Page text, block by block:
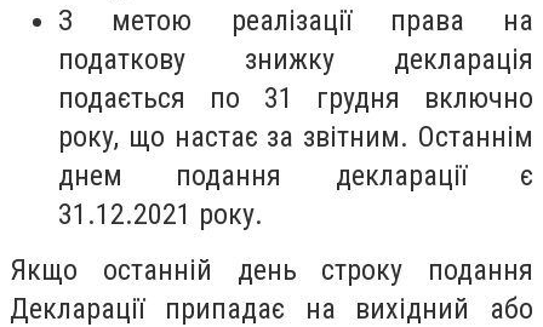
З метою реалізації права на
податкову знижку декларація
подається по 31 грудня включно
року, що настає за звітним. Останнім
днем подання декларації є
31.12.2021 року.
Якщо останній день строку подання
Декларації припадає на вихідний або